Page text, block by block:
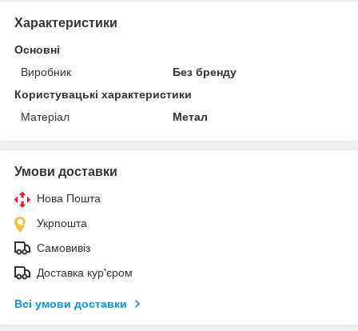
Характеристики
Основні
Виробник
Без бренду
Користувацькі характеристики
Матеріал
Метал
Умови доставки
Нова Пошта
Укрпошта
Самовивіз
Доставка кур'єром
Всі умови доставки